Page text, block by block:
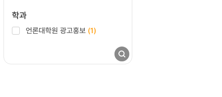
학과
언론대학원 광고홍보 (1)